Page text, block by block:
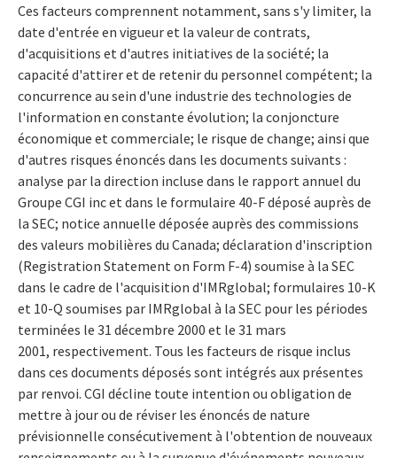
Ces facteurs comprennent notamment, sans s'y limiter, la
date d'entrée en vigueur et la valeur de contrats,
d'acquisitions et d'autres initiatives de la société; la
capacité d'attirer et de retenir du personnel compétent; la
concurrence au sein d'une industrie des technologies de
l'information en constante évolution; la conjoncture
économique et commerciale; le risque de change; ainsi que
d'autres risques énoncés dans les documents suivants :
analyse par la direction incluse dans le rapport annuel du
Groupe CGI inc et dans le formulaire 40-F déposé auprès de
la SEC; notice annuelle déposée auprès des commissions
des valeurs mobilières du Canada; déclaration d'inscription
(Registration Statement on Form F-4) soumise à la SEC
dans le cadre de l'acquisition d'IMRglobal; formulaires 10-K
et 10-Q soumises par IMRglobal à la SEC pour les périodes
terminées le 31 décembre 2000 et le 31 mars
2001, respectivement. Tous les facteurs de risque inclus
dans ces documents déposés sont intégrés aux présentes
par renvoi. CGI décline toute intention ou obligation de
mettre à jour ou de réviser les énoncés de nature
prévisionnelle consécutivement à l'obtention de nouveaux